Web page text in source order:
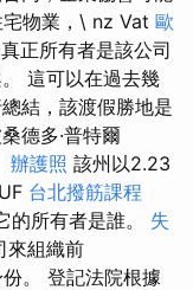
物業，\ nz Vat 歐
正所有者是該公司
這可以在過去幾
結，該渡假勝地是
德多·普特爾
辦護照 該州以2.23
台北撥筋課程
的所有者是誰。 失
來組織前
。 登記法院根據